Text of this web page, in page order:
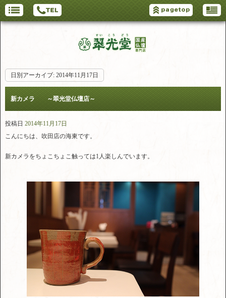
日別アーカイブ: 2014年11月17日
新カメラ ～翠光堂仏壇店～
投稿日 2014年11月17日
こんにちは、吹田店の海東です。
新カメラをちょこちょこ触っては1人楽しんでいます。